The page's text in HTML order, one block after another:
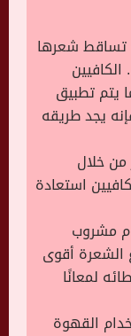
تساقط شعرها
يتم تطبيق
يجد طريقه
خلال
استعادة
مشروب
الشعرة أقوى
لمعانًا
القهوة